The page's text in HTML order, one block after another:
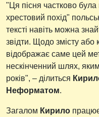
"Ця пісня частково
хрестовий похід"
тексті навіть можна
звідти. Щодо змісту або
відображає саме цей
нескінченний шлях,
років", – ділиться
Неформатом.
Загалом Кирило